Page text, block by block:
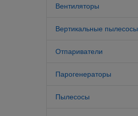
Вентиляторы
Вертикальные пылесосы
Отпариватели
Парогенераторы
Пылесосы